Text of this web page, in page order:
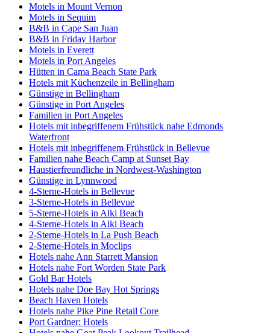
Motels in Mount Vernon
Motels in Sequim
B&B in Cape San Juan
B&B in Friday Harbor
Motels in Everett
Motels in Port Angeles
Hütten in Cama Beach State Park
Hotels mit Küchenzeile in Bellingham
Günstige in Bellingham
Günstige in Port Angeles
Familien in Port Angeles
Hotels mit inbegriffenem Frühstück nahe Edmonds
Waterfront
Hotels mit inbegriffenem Frühstück in Bellevue
Familien nahe Beach Camp at Sunset Bay
Haustierfreundliche in Nordwest-Washington
Günstige in Lynnwood
4-Sterne-Hotels in Bellevue
3-Sterne-Hotels in Bellevue
5-Sterne-Hotels in Alki Beach
4-Sterne-Hotels in Alki Beach
2-Sterne-Hotels in La Push Beach
2-Sterne-Hotels in Moclips
Hotels nahe Ann Starrett Mansion
Hotels nahe Fort Worden State Park
Gold Bar Hotels
Hotels nahe Doe Bay Hot Springs
Beach Haven Hotels
Hotels nahe Pike Pine Retail Core
Port Gardner: Hotels